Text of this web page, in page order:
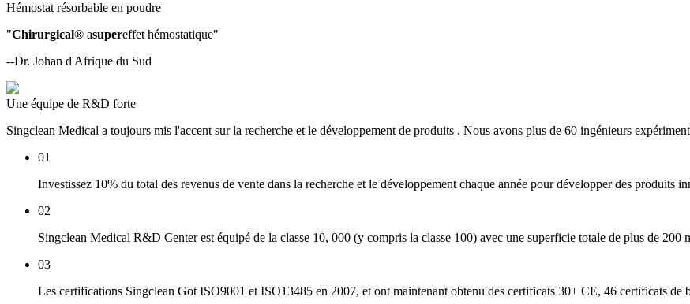
Hémostat résorbable en poudre
"Chirurgical® asupereffet hémostatique"
--Dr. Johan d'Afrique du Sud
Une équipe de R&D forte
Singclean Medical a toujours mis l'accent sur la recherche et le développement de produits . Nous avons plus de 60 ingénieurs
01
Investissez 10% du total des revenus de vente dans la recherche et le développement chaque année pour développer des produits
02
Singclean Medical R&D Center est équipé de la classe 10, 000 (y ​​compris la classe 100) avec une superficie totale de plus de 200
03
Les certifications Singclean Got ISO9001 et ISO13485 en 2007, et ont maintenant obtenu des certificats 30+ CE, 46 certificats de